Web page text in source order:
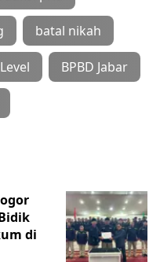
batal nikah
BPBD Jabar
di